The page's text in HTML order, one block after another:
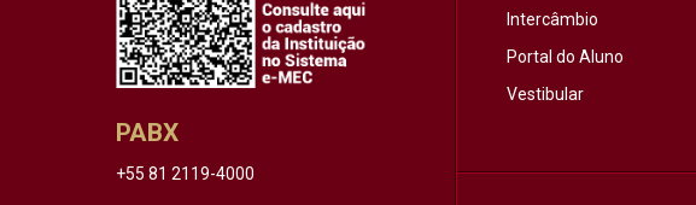
PABX
+55 81 2119-4000
Intercâmbio
Portal do Aluno
Vestibular